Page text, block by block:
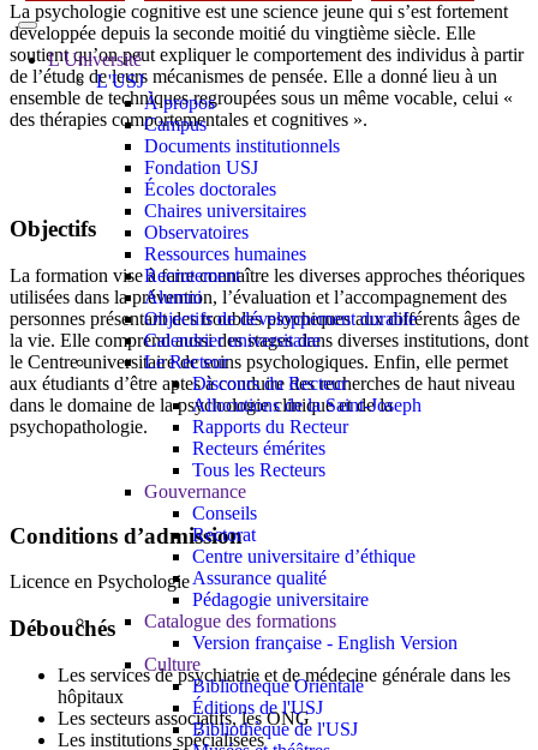
L'Université
L'USJ
À propos
Campus
Documents institutionnels
Fondation USJ
Écoles doctorales
Chaires universitaires
Observatoires
Ressources humaines
Recrutement
Alumni
Objectifs de développement durable
Calendrier universitaire
Le Recteur
Discours du Recteur
Allocutions de la Saint-Joseph
Rapports du Recteur
Recteurs émérites
Tous les Recteurs
Gouvernance
Conseils
Rectorat
Centre universitaire d’éthique
Assurance qualité
Pédagogie universitaire
Catalogue des formations
Version française - English Version
Culture
Bibliothèque Orientale
Éditions de l'USJ
Bibliothèque de l'USJ
La psychologie cognitive est une science jeune qui s’est fortement
développée depuis la seconde moitié du vingtième siècle. Elle
soutient qu’on peut expliquer le comportement des individus à partir
de l’étude de leurs mécanismes de pensée. Elle a donné lieu à un
ensemble de techniques regroupées sous un même vocable, celui «
des thérapies comportementales et cognitives ».
Objectifs
La formation vise à faire connaître les diverses approches théoriques
utilisées dans la prévention, l’évaluation et l’accompagnement des
personnes présentant des troubles psychiques aux différents âges de
la vie. Elle comprend aussi des stages dans diverses institutions, dont
le Centre universitaire de soins psychologiques. Enfin, elle permet
aux étudiants d’être aptes à conduire des recherches de haut niveau
dans le domaine de la psychologie clinique et de la
psychopathologie.
Conditions d’admission
Licence en Psychologie
Débouchés
Les services de psychiatrie et de médecine générale dans les
hôpitaux
Les secteurs associatifs, les ONG
Les institutions spécialisées